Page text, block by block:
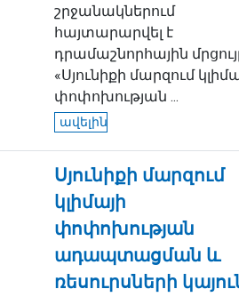
շրջանակներում
հայտարարվել է
դրամաշնորհային
«Սյունիքի մարզում
փոփոխության ...
ավելին
Սյունիքի մարզում
կլիմայի
փոփոխության
ադապտացման և
ռեսուրսների